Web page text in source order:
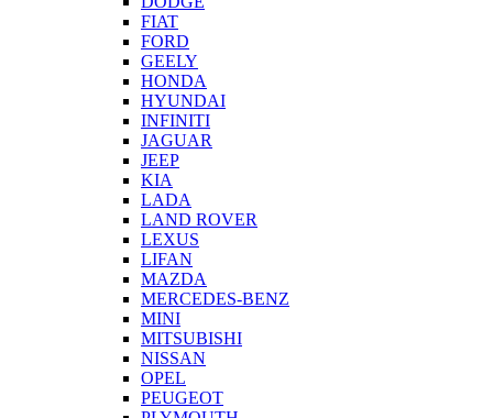
FIAT
FORD
GEELY
HONDA
HYUNDAI
INFINITI
JAGUAR
JEEP
KIA
LADA
LAND ROVER
LEXUS
LIFAN
MAZDA
MERCEDES-BENZ
MINI
MITSUBISHI
NISSAN
OPEL
PEUGEOT